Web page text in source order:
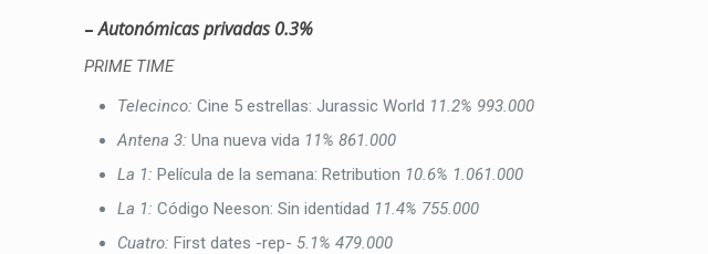
–Autonómicas privadas 0.3%
PRIME TIME
Telecinco: Cine 5 estrellas: Jurassic World 11.2% 993.000
Antena 3: Una nueva vida 11% 861.000
La 1: Película de la semana: Retribution 10.6% 1.061.000
La 1: Código Neeson: Sin identidad 11.4% 755.000
Cuatro: First dates -rep- 5.1% 479.000